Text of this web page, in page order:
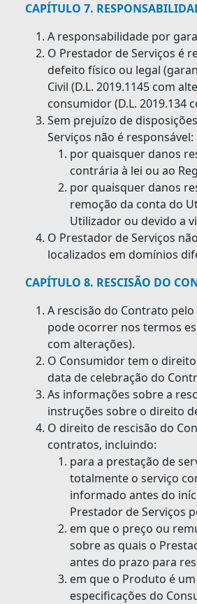
CAPÍTULO 7.
A responsabilidade por
O Prestador de Serviços é
defeito físico ou legal
Civil (D.L. 2019.1145 com
consumidor (D.L. 2019.134
Sem prejuízo de
Serviços não é responsável:
por quaisquer danos
contrária à lei ou ao
por quaisquer danos
remoção da conta do
Utilizador ou devido a
O Prestador de Serviços
localizados em domínios
CAPÍTULO 8. RESCISÃO DO
A rescisão do Contrato
pode ocorrer nos termos
com alterações).
O Consumidor tem o
data de celebração do
As informações sobre a
instruções sobre o direito
O direito de rescisão do
contratos, incluindo:
para a prestação de
totalmente o serviço
informado antes do
Prestador de Serviços
em que o preço ou
sobre as quais o
antes do prazo para
em que o Produto é
especificações do